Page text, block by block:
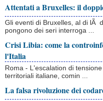
Attentati a Bruxelles: il
Gli eventi di Bruxelles, al di lÃ
pongono dei seri interroga ...
Crisi Libia: come la
l'Italia
Roma - L'escalation di
territoriali italiane, comin ...
La falsa rivoluzione dei